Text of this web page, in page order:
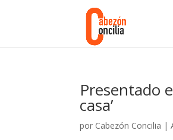
Presentado
casa’
por Cabezón Concilia |